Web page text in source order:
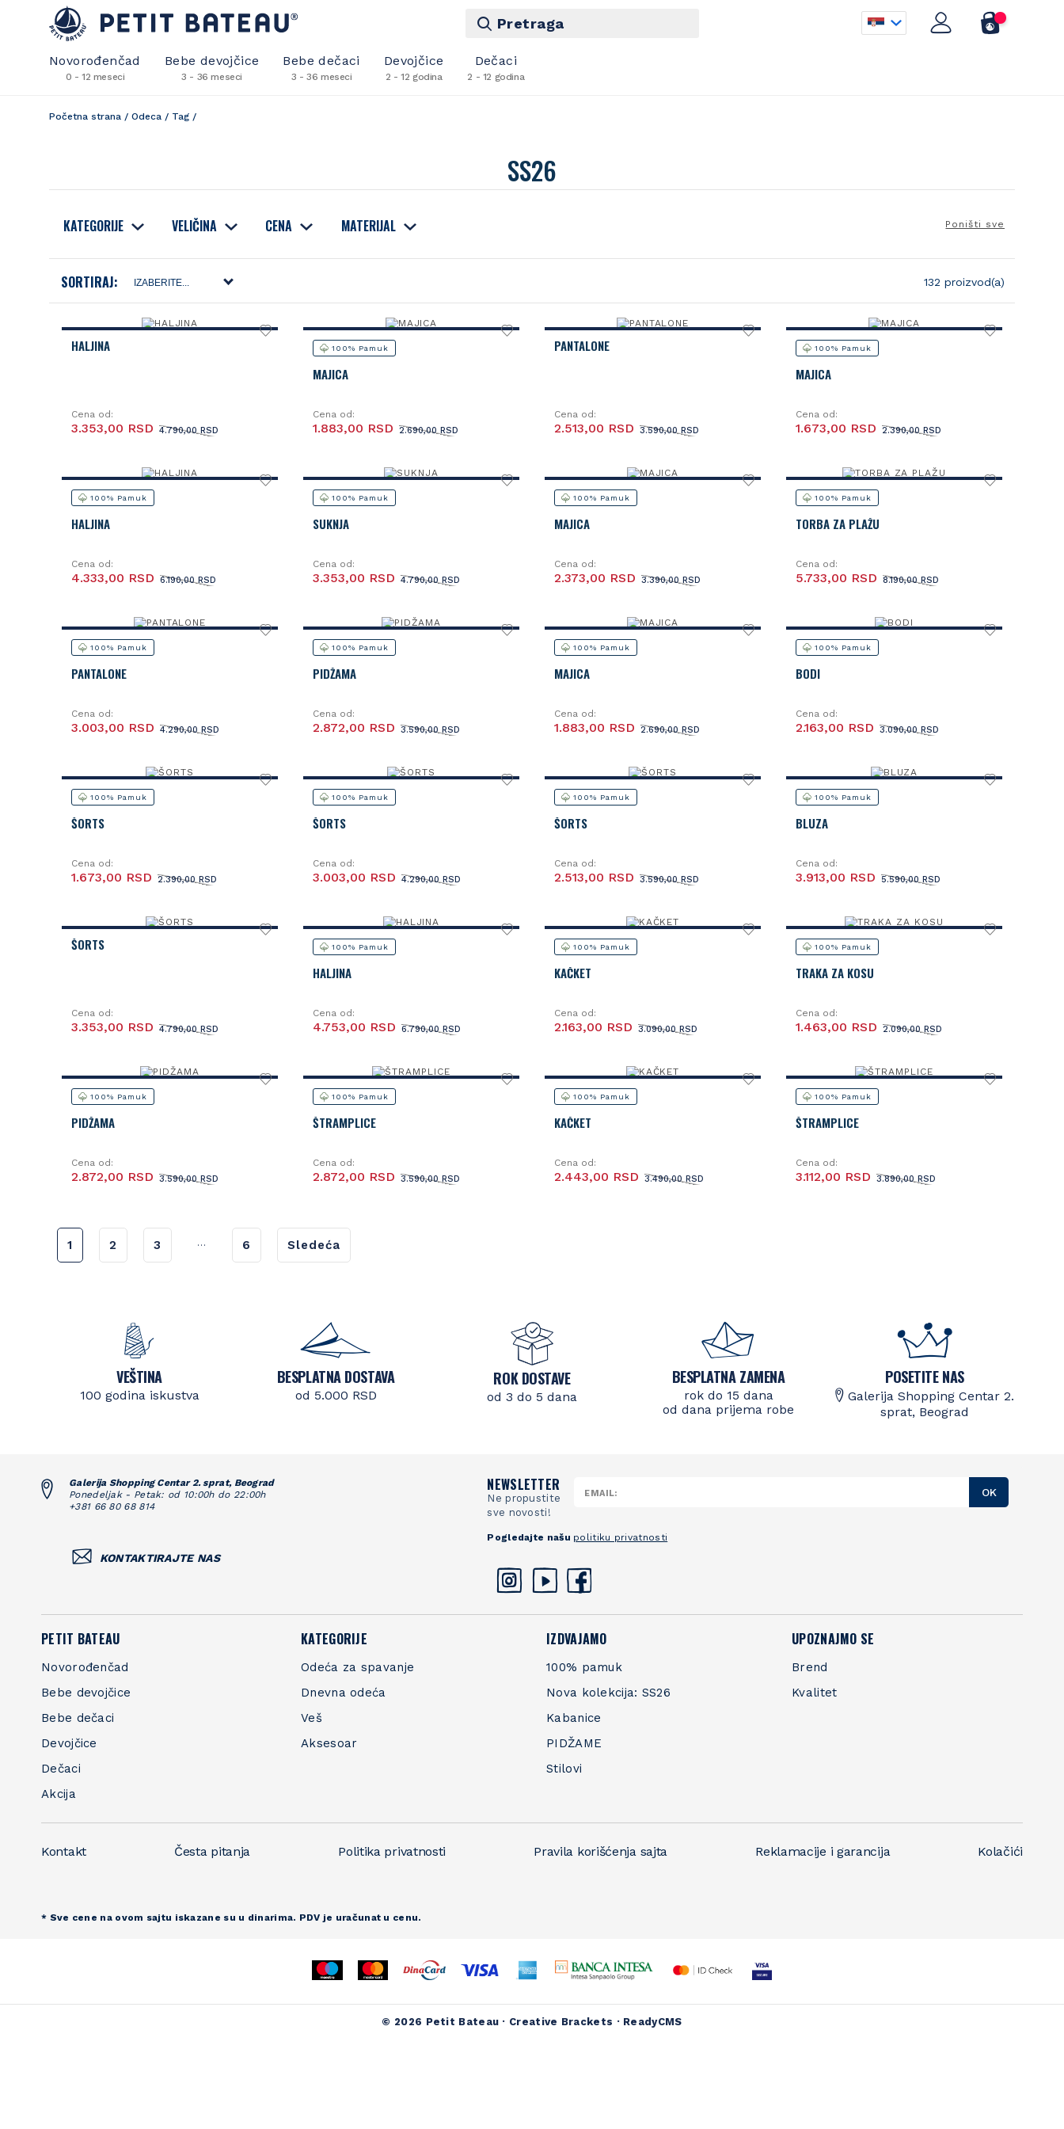
Pretraga
Novorođenčad
0 - 12 meseci
Bebe devojčice
3 - 36 meseci
Bebe dečaci
3 - 36 meseci
Devojčice
2 - 12 godina
Dečaci
2 - 12 godina
Početna strana / Odeca / Tag /
SS26
KATEGORIJE VELIČINA CENA MATERIJAL Poništi sve
SORTIRAJ: 132 proizvod(a)
HALJINA
Cena od:
4.790,00 RSD
3.353,00 RSD
100% Pamuk
MAJICA
Cena od:
2.690,00 RSD
1.883,00 RSD
PANTALONE
Cena od:
3.590,00 RSD
2.513,00 RSD
100% Pamuk
MAJICA
Cena od:
2.390,00 RSD
1.673,00 RSD
100% Pamuk
HALJINA
Cena od:
6.190,00 RSD
4.333,00 RSD
100% Pamuk
SUKNJA
Cena od:
4.790,00 RSD
3.353,00 RSD
100% Pamuk
MAJICA
Cena od:
3.390,00 RSD
2.373,00 RSD
100% Pamuk
TORBA ZA PLAŽU
Cena od:
8.190,00 RSD
5.733,00 RSD
100% Pamuk
PANTALONE
Cena od:
4.290,00 RSD
3.003,00 RSD
100% Pamuk
PIDŽAMA
Cena od:
3.590,00 RSD
2.872,00 RSD
100% Pamuk
MAJICA
Cena od:
2.690,00 RSD
1.883,00 RSD
100% Pamuk
BODI
Cena od:
3.090,00 RSD
2.163,00 RSD
100% Pamuk
ŠORTS
Cena od:
2.390,00 RSD
1.673,00 RSD
100% Pamuk
ŠORTS
Cena od:
4.290,00 RSD
3.003,00 RSD
100% Pamuk
ŠORTS
Cena od:
3.590,00 RSD
2.513,00 RSD
100% Pamuk
BLUZA
Cena od:
5.590,00 RSD
3.913,00 RSD
ŠORTS
Cena od:
4.790,00 RSD
3.353,00 RSD
100% Pamuk
HALJINA
Cena od:
6.790,00 RSD
4.753,00 RSD
100% Pamuk
KAČKET
Cena od:
3.090,00 RSD
2.163,00 RSD
100% Pamuk
TRAKA ZA KOSU
Cena od:
2.090,00 RSD
1.463,00 RSD
100% Pamuk
PIDŽAMA
Cena od:
3.590,00 RSD
2.872,00 RSD
100% Pamuk
ŠTRAMPLICE
Cena od:
3.590,00 RSD
2.872,00 RSD
100% Pamuk
KAČKET
Cena od:
3.490,00 RSD
2.443,00 RSD
100% Pamuk
ŠTRAMPLICE
Cena od:
3.890,00 RSD
3.112,00 RSD
1 2 3 ... 6 Sledeća
VEŠTINA
100 godina iskustva
BESPLATNA DOSTAVA
od 5.000 RSD
ROK DOSTAVE
od 3 do 5 dana
BESPLATNA ZAMENA
rok do 15 dana
od dana prijema robe
POSETITE NAS
Galerija Shopping Centar 2.
sprat, Beograd
Galerija Shopping Centar 2. sprat, Beograd
Ponedeljak - Petak: od 10:00h do 22:00h
+381 66 80 68 814
KONTAKTIRAJTE NAS
NEWSLETTER
Ne propustite
sve novosti!
OK
Pogledajte našu politiku privatnosti
PETIT BATEAU
Novorođenčad
Bebe devojčice
Bebe dečaci
Devojčice
Dečaci
Akcija
KATEGORIJE
Odeća za spavanje
Dnevna odeća
Veš
Aksesoar
IZDVAJAMO
100% pamuk
Nova kolekcija: SS26
Kabanice
PIDŽAME
Stilovi
UPOZNAJMO SE
Brend
Kvalitet
Kontakt Česta pitanja Politika privatnosti Pravila korišćenja sajta Reklamacije i garancija Kolačići
* Sve cene na ovom sajtu iskazane su u dinarima. PDV je uračunat u cenu.
© 2026 Petit Bateau · Creative Brackets · ReadyCMS